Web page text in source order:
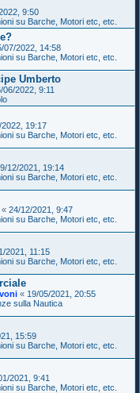
9:50
su Barche, Motori etc, etc.
07/2022, 14:58
su Barche, Motori etc, etc.
Umberto
06/2022, 9:11
19:17
su Barche, Motori etc, etc.
12/2021, 19:14
su Barche, Motori etc, etc.
« 24/12/2021, 9:47
su Barche, Motori etc, etc.
2021, 11:15
su Barche, Motori etc, etc.
« 19/05/2021, 20:55
sulla Nautica
15:59
su Barche, Motori etc, etc.
2021, 9:41
su Barche, Motori etc, etc.